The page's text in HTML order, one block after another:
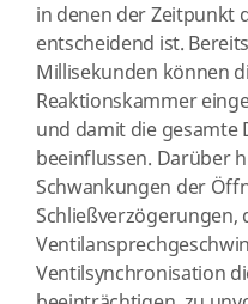
in denen der Zeitpunkt
entscheidend ist.
Millisekunden können
Reaktionskammer
und damit die gesamte
beeinflussen. Darüber
Schwankungen der
Schließverzögerungen,
Ventilsynchronisation